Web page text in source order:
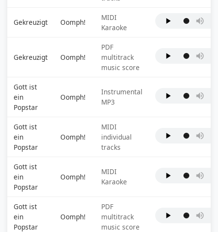
Gekreuzigt Oomph!
MIDI
Karaoke
Gekreuzigt Oomph!
PDF
multitrack
music score
Gott ist
ein
Popstar
Oomph!
Instrumental
MP3
Gott ist
ein
Popstar
Oomph!
MIDI
individual
tracks
Gott ist
ein
Popstar
Oomph!
MIDI
Karaoke
Gott ist
ein
Popstar
Oomph!
PDF
multitrack
music score